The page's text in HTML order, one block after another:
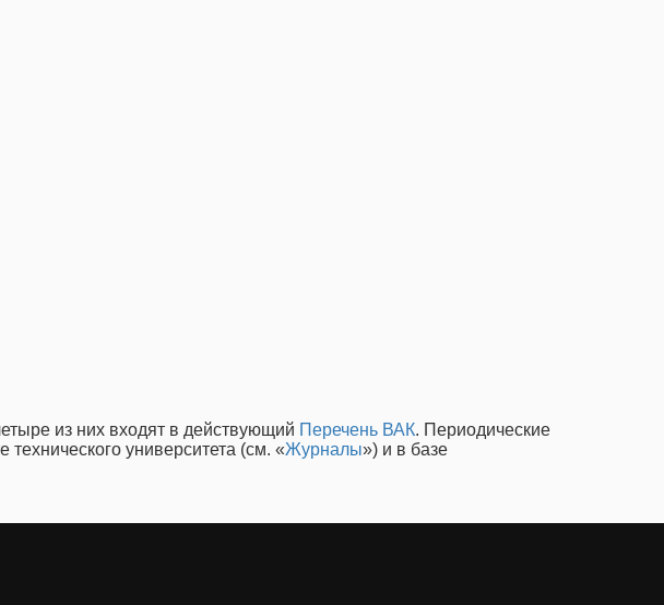
из них входят в действующий Перечень ВАК. Периодические
университета (см. «Журналы») и в базе